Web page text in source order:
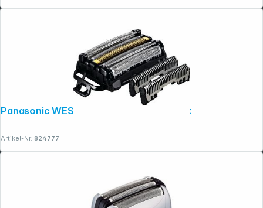
Panasonic WES 9040 Y1361 Combo Pack
Artikel-Nr.:824777